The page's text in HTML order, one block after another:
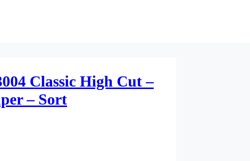
Classic High Cut –
– Sort